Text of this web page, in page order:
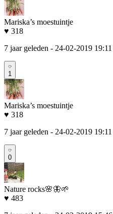
Mariska’s moestuintje
♥ 318
7 jaar geleden - 24-02-2019 19:11
1
Mariska’s moestuintje
♥ 318
7 jaar geleden - 24-02-2019 19:11
0
Nature rocks🌸🦋🌱
♥ 483